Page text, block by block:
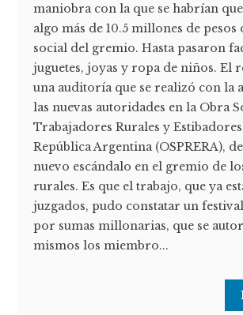
maniobra con la que se habrían
algo más de 10.5 millones de pesos
social del gremio. Hasta pasaron
juguetes, joyas y ropa de niños. El
una auditoría que se realizó con la
las nuevas autoridades en la Obra
Trabajadores Rurales y
República Argentina (OSPRERA),
nuevo escándalo en el gremio de
rurales. Es que el trabajo, que ya
juzgados, pudo constatar un
por sumas millonarias, que se
mismos los miembro...